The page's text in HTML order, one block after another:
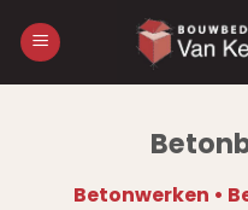
Betonwerken •